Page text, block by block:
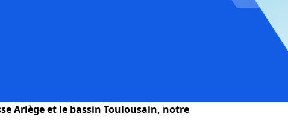
Ariège et le bassin Toulousain, notre